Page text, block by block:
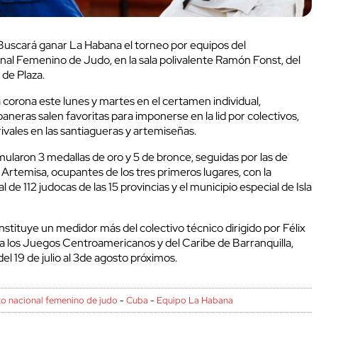
ganar La Habana el torneo por equipos del
Femenino de Judo, en la sala polivalente Ramón Fonst, del
Plaza.
este lunes y martes en el certamen individual,
salen favoritas para imponerse en la lid por colectivos,
en las santiagueras y artemiseñas.
3 medallas de oro y 5 de bronce, seguidas por las de
ocupantes de los tres primeros lugares, con la
112 judocas de las 15 provincias y el municipio especial de Isla
un medidor más del colectivo técnico dirigido por Félix
los Juegos Centroamericanos y del Caribe de Barranquilla,
19 de julio al 3de agosto próximos.
nacional femenino de judo -Cuba - Equipo La Habana